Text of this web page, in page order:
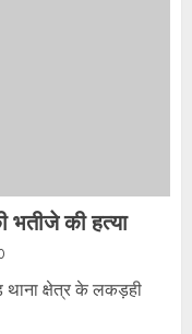
भतीजे की हत्या
क्षेत्र के लकड़ही